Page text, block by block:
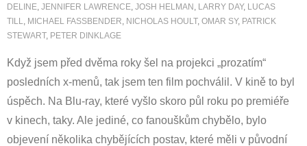
DELINE, JENNIFER LAWRENCE, JOSH HELMAN , LARRY DAY, LUCAS
TILL, MICHAEL FASSBENDER, NICHOLAS HOULT, OMAR SY, PATRICK
STEWART, PETER DINKLAGE
Když jsem před dvěma roky šel na projekci „prozatím“
posledních x-menů, tak jsem ten film pochválil. V kině to byl
úspěch. Na Blu-ray, které vyšlo skoro půl roku po premiéře
v kinech, taky. Ale jediné, co fanouškům chybělo, bylo
objevení několika chybějících postav, které měli v původní